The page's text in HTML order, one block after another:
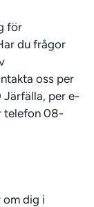
för
du frågor
oss per
per e-
telefon 08-
om dig i